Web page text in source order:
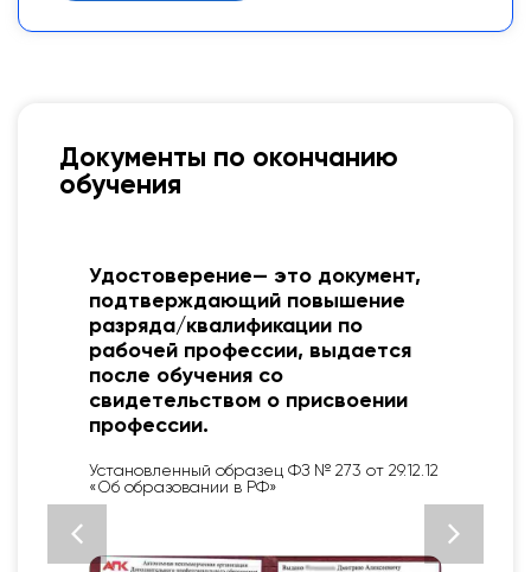
Документы по окончанию
обучения
Удостоверение— это документ,
подтверждающий повышение
разряда/квалификации по
рабочей профессии, выдается
после обучения со
свидетельством о присвоении
профессии.
Установленный образец ФЗ № 273 от 29.12.12
«Об образовании в РФ»